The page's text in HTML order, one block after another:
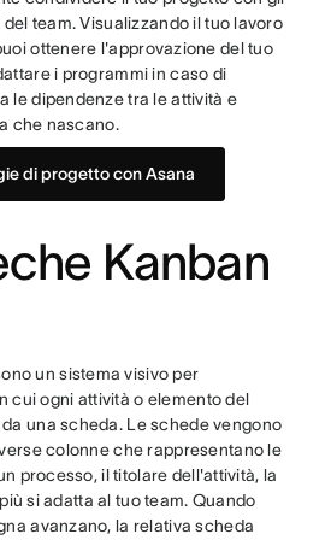
team. Visualizzando il tuo lavoro
ottenere l'approvazione del tuo
i programmi in caso di
le dipendenze tra le attività e
che nascano.
di progetto con Asana
Kanban
un sistema visivo per
cui ogni attività o elemento del
una scheda. Le schede vengono
colonne che rappresentano le
processo, il titolare dell'attività, la
si adatta al tuo team. Quando
avanzano, la relativa scheda